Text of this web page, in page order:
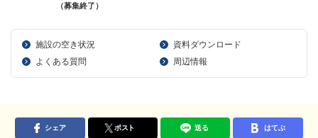
（募集終了）
施設の空き状況
資料ダウンロード
よくある質問
周辺情報
シェア ポスト 送る はてぶ